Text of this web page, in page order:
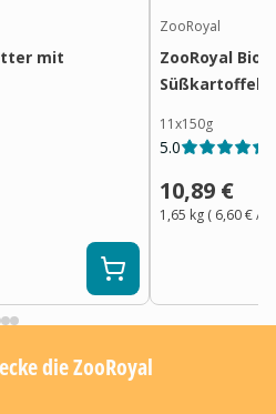
mit
ZooRoyal
ZooRoyal Bio
Süßkartoffel
11x150g
5.0
10,89 €
1,65 kg ( 6,60 €/ 1
die ZooRoyal